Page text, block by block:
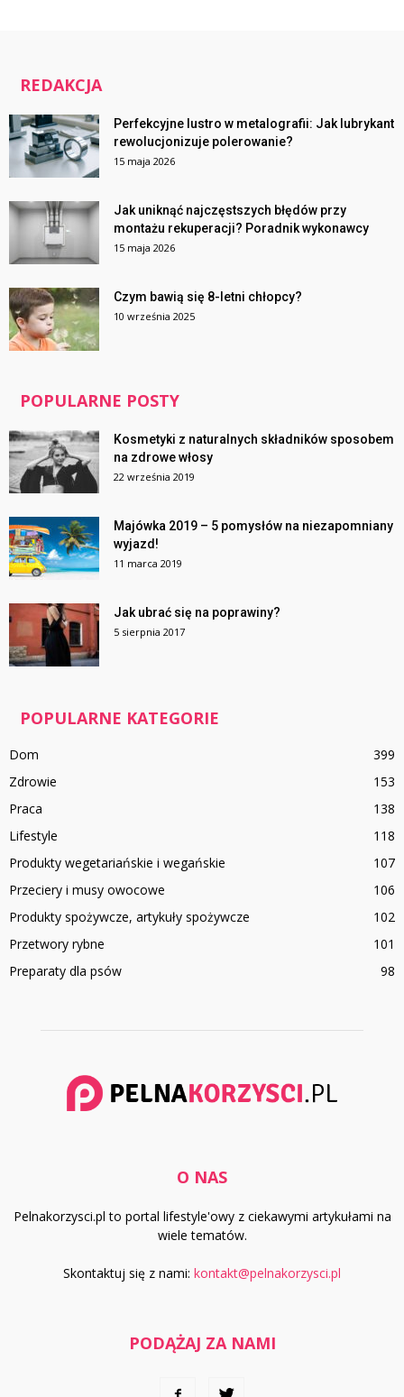
REDAKCJA
Perfekcyjne lustro w metalografii: Jak lubrykant
rewolucjonizuje polerowanie?
15 maja 2026
Jak uniknąć najczęstszych błędów przy
montażu rekuperacji? Poradnik wykonawcy
15 maja 2026
Czym bawią się 8-letni chłopcy?
10 września 2025
POPULARNE POSTY
Kosmetyki z naturalnych składników sposobem
na zdrowe włosy
22 września 2019
Majówka 2019 – 5 pomysłów na niezapomniany
wyjazd!
11 marca 2019
Jak ubrać się na poprawiny?
5 sierpnia 2017
POPULARNE KATEGORIE
Dom
399
Zdrowie
153
Praca
138
Lifestyle
118
Produkty wegetariańskie i wegańskie
107
Przeciery i musy owocowe
106
Produkty spożywcze, artykuły spożywcze
102
Przetwory rybne
101
Preparaty dla psów
98
O NAS
Pelnakorzysci.pl to portal lifestyle'owy z ciekawymi artykułami na
wiele tematów.
Skontaktuj się z nami: kontakt@pelnakorzysci.pl
PODĄŻAJ ZA NAMI